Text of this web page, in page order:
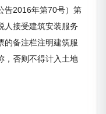
告2016年第70号）第
人接受建筑安装服务
的备注栏注明建筑服
，否则不得计入土地